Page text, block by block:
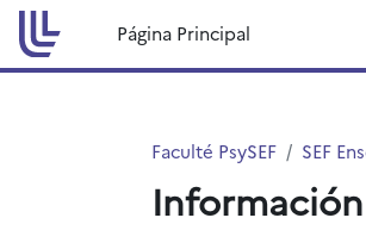
Salta al contenido principal
Página Principal
Faculté PsySEF SEF